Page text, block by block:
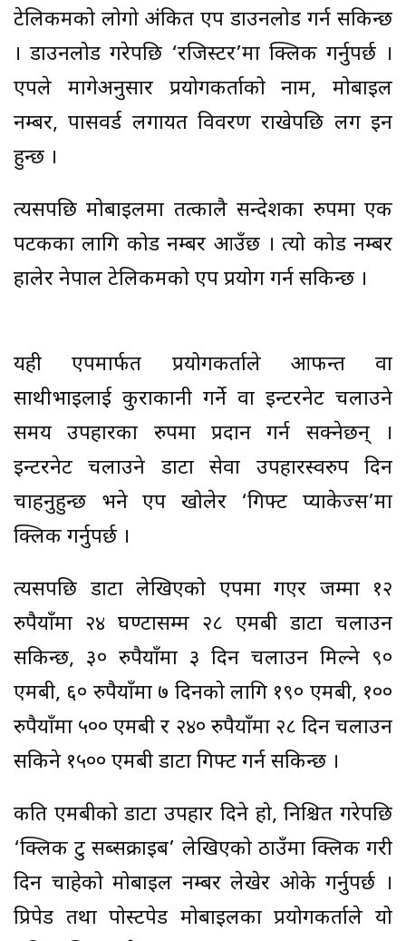
टेलिकमको लोगो अंकित एप डाउनलोड गर्न सकिन्छ
। डाउनलोड गरेपछि ‘रजिस्टर’मा क्लिक गर्नुपर्छ ।
एपले मागेअनुसार प्रयोगकर्ताको नाम, मोबाइल
नम्बर, पासवर्ड लगायत विवरण राखेपछि लग इन
हुन्छ ।
त्यसपछि मोबाइलमा तत्कालै सन्देशका रुपमा एक
पटकका लागि कोड नम्बर आउँछ । त्यो कोड नम्बर
हालेर नेपाल टेलिकमको एप प्रयोग गर्न सकिन्छ ।
यही एपमार्फत प्रयोगकर्ताले आफन्त वा
साथीभाइलाई कुराकानी गर्ने वा इन्टरनेट चलाउने
समय उपहारका रुपमा प्रदान गर्न सक्नेछन् ।
इन्टरनेट चलाउने डाटा सेवा उपहारस्वरुप दिन
चाहनुहुन्छ भने एप खोलेर ‘गिफ्ट प्याकेज्स’मा
क्लिक गर्नुपर्छ ।
त्यसपछि डाटा लेखिएको एपमा गएर जम्मा १२
रुपैयाँमा २४ घण्टासम्म २८ एमबी डाटा चलाउन
सकिन्छ, ३० रुपैयाँमा ३ दिन चलाउन मिल्ने ९०
एमबी, ६० रुपैयाँमा ७ दिनको लागि १९० एमबी, १००
रुपैयाँमा ५०० एमबी र २४० रुपैयाँमा २८ दिन चलाउन
सकिने १५०० एमबी डाटा गिफ्ट गर्न सकिन्छ ।
कति एमबीको डाटा उपहार दिने हो, निश्चित गरेपछि
‘क्लिक टु सब्सक्राइब’ लेखिएको ठाउँमा क्लिक गरी
दिन चाहेको मोबाइल नम्बर लेखेर ओके गर्नुपर्छ ।
प्रिपेड तथा पोस्टपेड मोबाइलका प्रयोगकर्ताले यो